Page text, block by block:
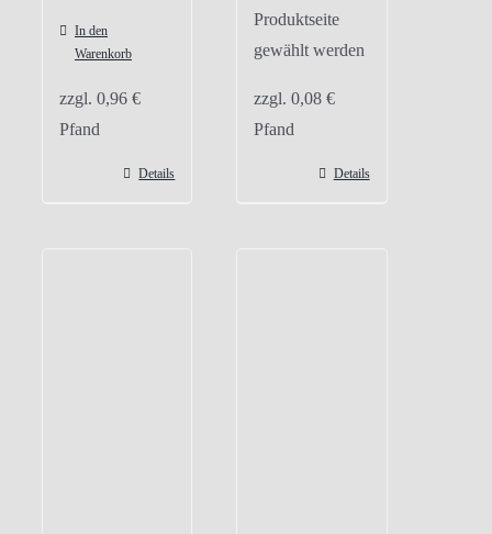
In den
Warenkorb
zzgl. 0,96 €
Pfand
Details
Produktseite
gewählt werden
zzgl.0,08€
Pfand
Details